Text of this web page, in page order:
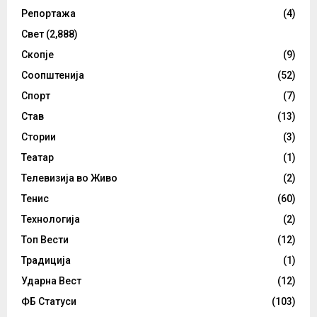
Репортажа
(4)
Свет (2,888)
Скопје
(9)
Соопштенија
(52)
Спорт
(7)
Став
(13)
Стории
(3)
Театар
(1)
Телевизија во Живо
(2)
Тенис
(60)
Технологија
(2)
Топ Вести
(12)
Традиција
(1)
Ударна Вест
(12)
ФБ Статуси
(103)